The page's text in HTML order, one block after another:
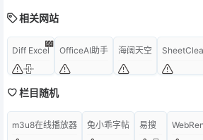
相关网站
Diff Excel OfficeAI助手 海阔天空
栏目随机
m3u8在线播放器 兔小乖字帖 易搜